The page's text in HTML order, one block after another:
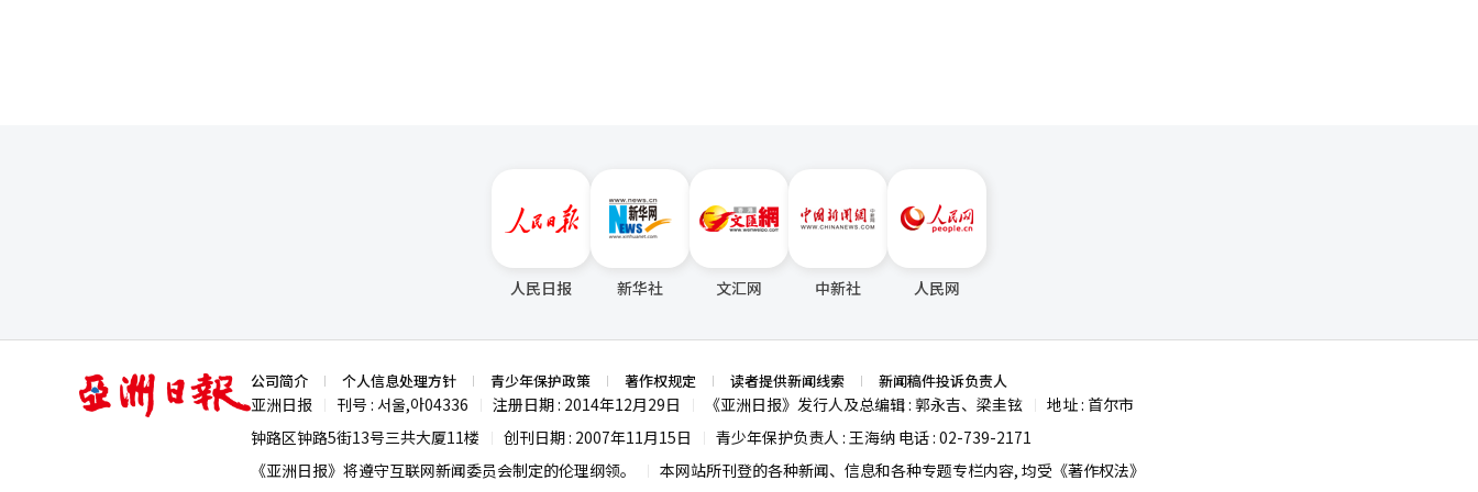
人民日报 新华社 文汇网 中新社 人民网
亚
洲
日
公司简介 个人信息处理方针 青少年保护政策 著作权规定 读者提供新闻线索 新闻稿件投诉负责人
亚洲日报 刊号 : 서울,아04336 注册日期 : 2014年12月29日 《亚洲日报》发行人及总编辑 : 郭永吉、梁圭铉
地址 : 首尔市
钟路区钟路5街13号三共大厦11楼
创刊日期 : 2007年11月15日
青少年保护负责人 : 王海纳 电话 : 02-739-2171
《亚洲日报》将遵守互联网新闻委员会制定的伦理纲领。
本网站所刊登的各种新闻、信息和各种专题专栏内容, 均受《著作权法》